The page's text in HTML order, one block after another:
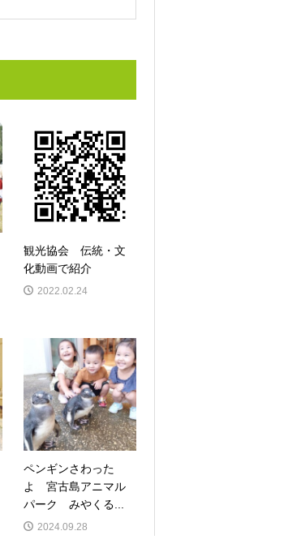
観光協会 伝統・文
化動画で紹介
2022.02.24
ペンギンさわった
よ 宮古島アニマル
パーク みやくる...
2024.09.28